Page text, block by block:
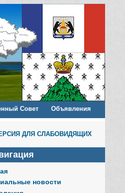
Совет Объявления
ДЛЯ СЛАБОВИДЯЩИХ
новости